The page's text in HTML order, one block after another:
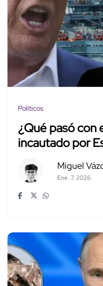
Políticos
¿Qué pasó con
incautado por
Miguel
Ene. 7, 2026